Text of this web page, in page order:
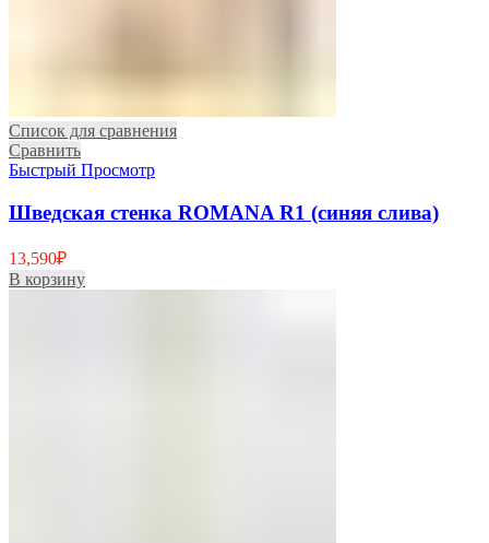
Список для сравнения
Сравнить
Быстрый Просмотр
Шведская стенка ROMANA R1 (синяя слива)
13,590₽
В корзину